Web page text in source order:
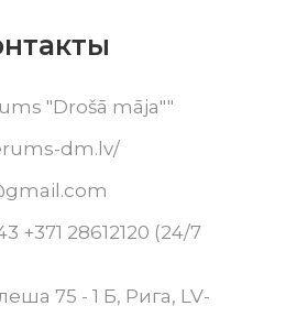
"Drošā māja""
dm.lv/
+371 28612120 (24/7
75 - 1 Б, Рига, LV-